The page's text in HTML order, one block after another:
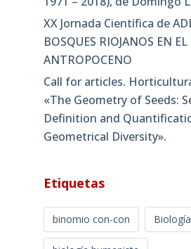
XX Jornada Científica de
BOSQUES RIOJANOS EN EL
ANTROPOCENO
Call for articles.
«The Geometry of Seeds:
Definition and
Geometrical Diversity»​.
Etiquetas
binomio con-con Biología